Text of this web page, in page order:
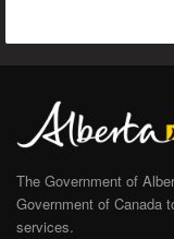
The Government of
Government of Canada
services.